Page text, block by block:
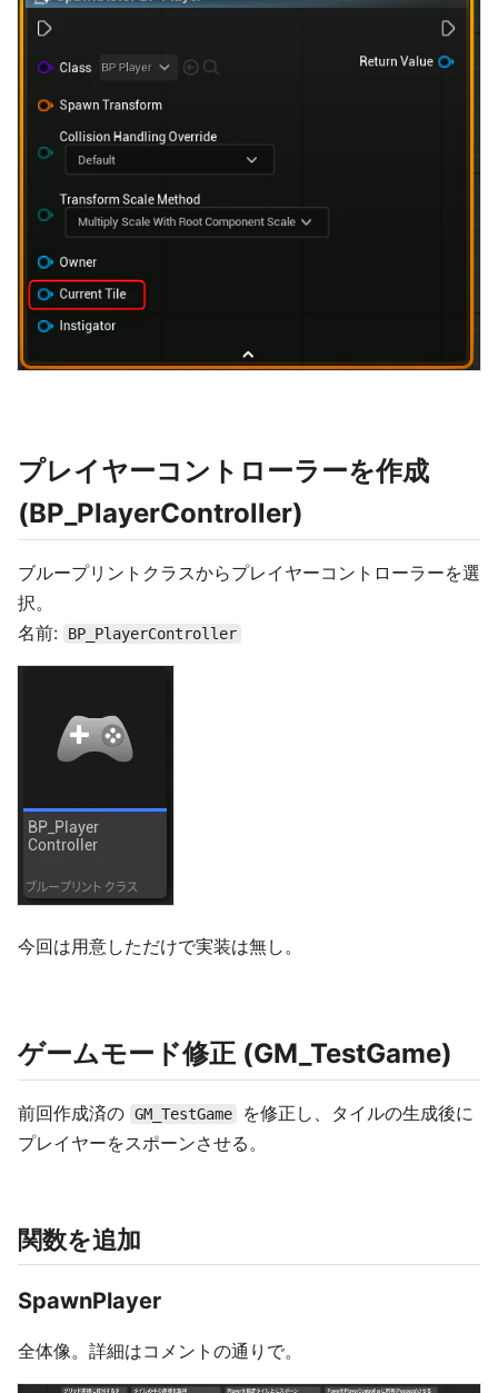
プレイヤーコントローラーを作成
(BP_PlayerController)
ブループリントクラスからプレイヤーコントローラーを選
択。
名前:
BP_PlayerController
今回は用意しただけで実装は無し。
ゲームモード修正 (GM_TestGame)
前回作成済の GM_TestGame
を修正し、タイルの生成後に
プレイヤーをスポーンさせる。
関数を追加
SpawnPlayer
全体像。詳細はコメントの通りで。